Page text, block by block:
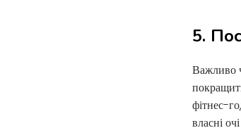
5.
Важливо
фітнес-
власні